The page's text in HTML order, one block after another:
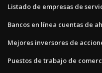
Listado de empresas de
Bancos en línea cuentas de
Mejores inversores de
Puestos de trabajo de